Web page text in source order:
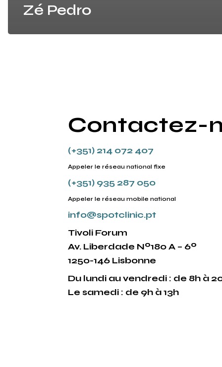
Zé Pedro
Contactez-
(+351) 214 072 407
Appeler le réseau national fixe
(+351) 935 287 050
Appeler le réseau mobile national
info@spotclinic.pt
Tivoli Forum
Av. Liberdade Nº180 A – 6º
1250-146 Lisbonne
Du lundi au vendredi : de 8h à
Le samedi : de 9h à 13h